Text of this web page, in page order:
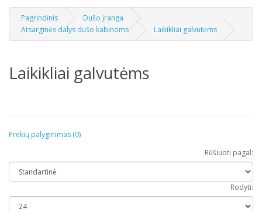
Pagrindinis
Dušo įranga
Atsarginės dalys dušo kabinoms
Laikikliai galvutėms
Laikikliai galvutėms
Prekių palyginimas (0)
Rūšiuoti pagal:
Rodyti: